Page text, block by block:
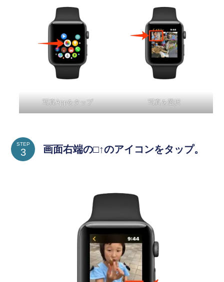
写真Appをタップ 写真を選択
STEP 画面右端の□↑のアイコンをタップ。